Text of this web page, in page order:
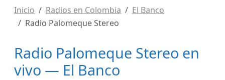
Inicio Radios en Colombia
El Banco
Radio Palomeque Stereo
Radio Palomeque Stereo en
vivo — El Banco